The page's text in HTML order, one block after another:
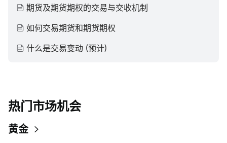
期货及期货期权的交易与交收机制
如何交易期货和期货期权
什么是交易变动 (预计)
热门市场机会
黄金